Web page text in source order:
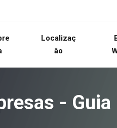
Localizaç
ão
- Guia